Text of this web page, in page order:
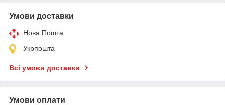
Умови доставки
Нова Пошта
Укрпошта
Всі умови доставки
Умови оплати